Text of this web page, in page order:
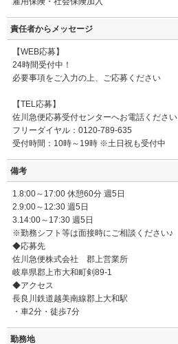
責任者からメッセージ
【WEB応募】
24時間受付中！
必要事項をご入力の上、ご応募ください
【TEL応募】
佐川急便応募受付センターへお電話ください
フリーダイヤル：0120-789-635
受付時間：10時～19時 ※土日祝も受付中
備考
1.8:00～17:00 休憩60分 週5日
2.9:00～12:30 週5日
3.14:00～17:30 週5日
※勤務シフト等は面接時にご相談ください♪
◆応募先
佐川急便株式会社 郡上営業所
岐阜県郡上市大和町剣89-1
◆アクセス
長良川鉄道越美南線郡上大和駅
・車2分・徒歩7分
勤務地